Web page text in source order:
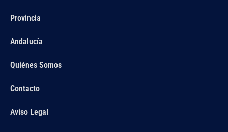
Provincia
Andalucía
Quiénes Somos
Contacto
Aviso Legal